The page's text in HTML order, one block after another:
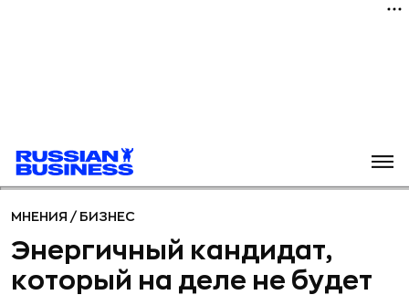
МНЕНИЯ / БИЗНЕС
Энергичный кандидат,
который на деле не будет